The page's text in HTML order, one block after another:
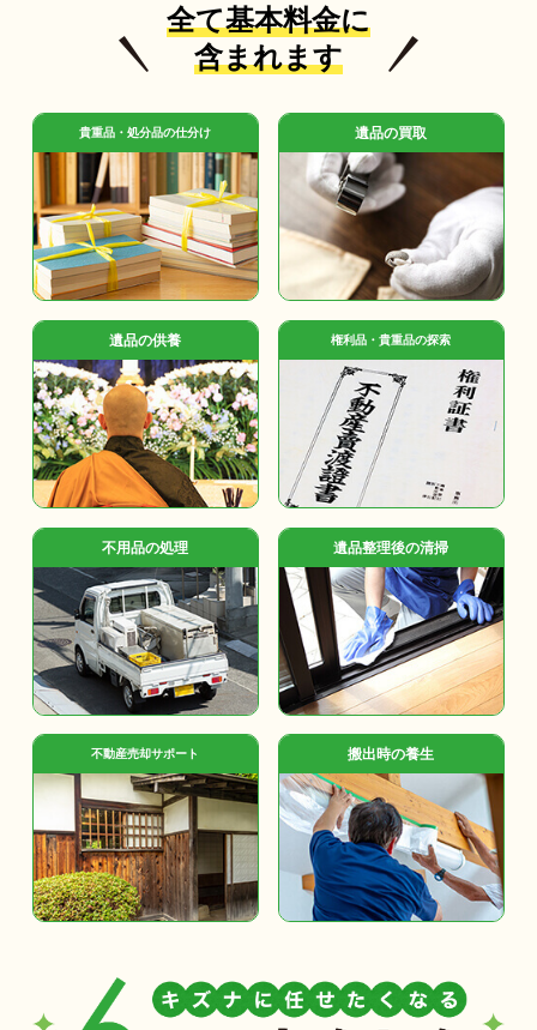
全て基本料金に
含まれます
貴重品・処分品の仕分け 遺品の買取
遺品の供養 権利品・貴重品の探索
不用品の処理 遺品整理後の清掃
不動産売却サポート 搬出時の養生